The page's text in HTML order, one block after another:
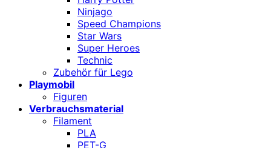
Ninjago
Speed Champions
Star Wars
Super Heroes
Technic
Zubehör für Lego
Playmobil
Figuren
Verbrauchsmaterial
Filament
PLA
PET-G